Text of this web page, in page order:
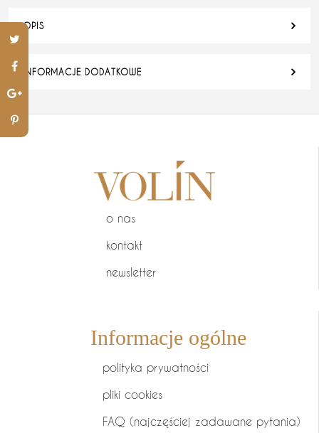
OPIS
INFORMACJE DODATKOWE
o nas
kontakt
newsletter
Informacje ogólne
polityka prywatności
pliki cookies
FAQ (najczęściej zadawane pytania)